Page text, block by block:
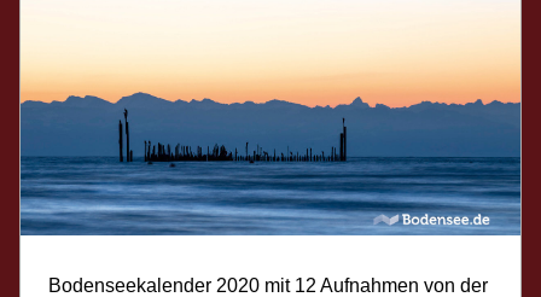
Bodenseekalender 2020 mit 12 Aufnahmen von der